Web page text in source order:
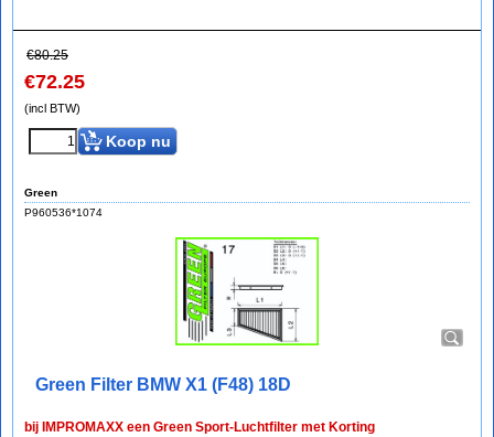
€80.25
€72.25
(incl BTW)
Koop nu
Green
P960536*1074
Green Filter BMW X1 (F48) 18D
bij IMPROMAXX een Green Sport-Luchtfilter met Korting